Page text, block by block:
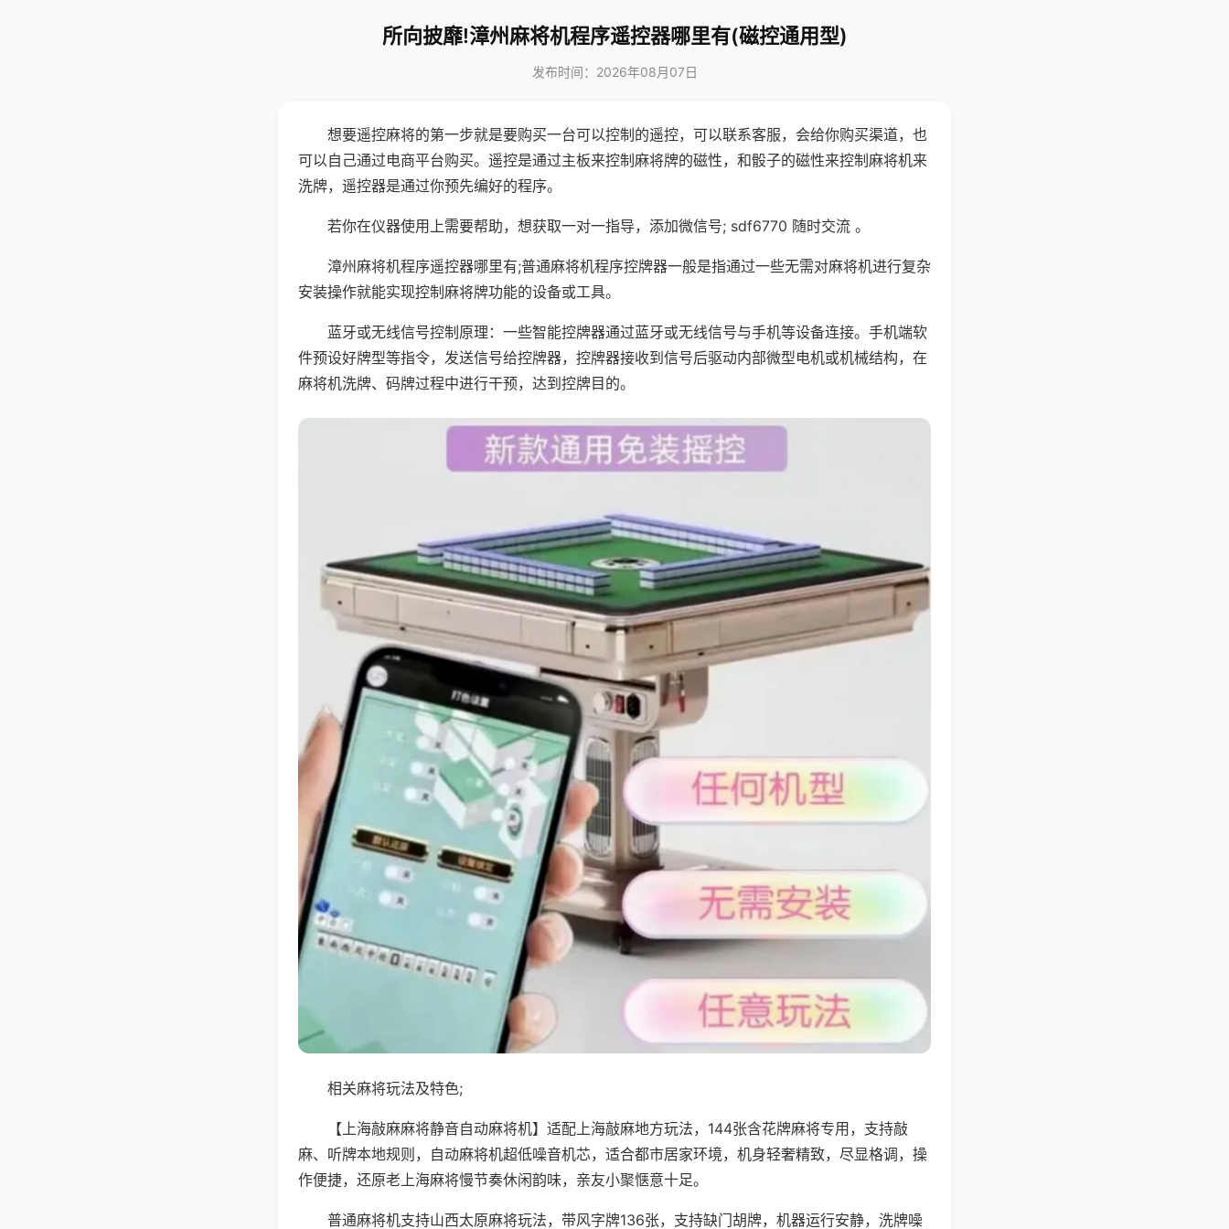
所向披靡!漳州麻将机程序遥控器哪里有(磁控通用型)
发布时间：2026年08月07日
想要遥控麻将的第一步就是要购买一台可以控制的遥控，可以联系客服，会给你购买渠道，也
可以自己通过电商平台购买。遥控是通过主板来控制麻将牌的磁性，和骰子的磁性来控制麻将机来
洗牌，遥控器是通过你预先编好的程序。
若你在仪器使用上需要帮助，想获取一对一指导，添加微信号; sdf6770 随时交流 。
漳州麻将机程序遥控器哪里有;普通麻将机程序控牌器一般是指通过一些无需对麻将机进行复杂
安装操作就能实现控制麻将牌功能的设备或工具。
蓝牙或无线信号控制原理：一些智能控牌器通过蓝牙或无线信号与手机等设备连接。手机端软
件预设好牌型等指令，发送信号给控牌器，控牌器接收到信号后驱动内部微型电机或机械结构，在
麻将机洗牌、码牌过程中进行干预，达到控牌目的。
相关麻将玩法及特色;
【上海敲麻麻将静音自动麻将机】适配上海敲麻地方玩法，144张含花牌麻将专用，支持敲
麻、听牌本地规则，自动麻将机超低噪音机芯，适合都市居家环境，机身轻奢精致，尽显格调，操
作便捷，还原老上海麻将慢节奏休闲韵味，亲友小聚惬意十足。
普通麻将机支持山西太原麻将玩法，带风字牌136张，支持缺门胡牌，机器运行安静，洗牌噪